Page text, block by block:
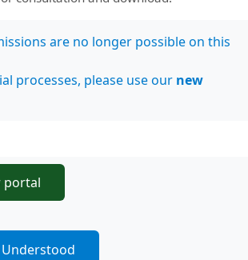
Informação para autores
licencia de derechos
Copyright assignment
are no longer possible on this
processes, please use our new
portal